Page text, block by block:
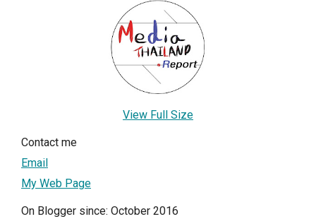
View Full Size
Contact me
Email
My Web Page
On Blogger since: October 2016